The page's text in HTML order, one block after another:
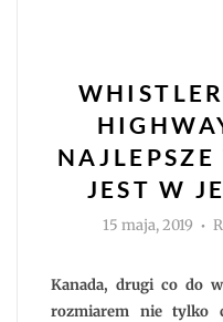
JEST W
15 maja, 2019
Kanada, drugi co do
rozmiarem nie tylko